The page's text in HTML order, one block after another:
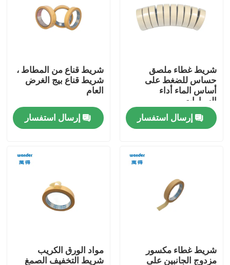
فيديوهات
برنامج VR
معلومات عنا
جولة في المصنع
اتصل بنا
القضايا
شريط غطاء ملصق
حساس للضغط على
أساس الماء أداء
السيارات
إرسال استفسار
شريط قناع من المطاط ،
شريط قناع بيج الغرض
العام
إرسال استفسار
شريط غطاء مكسور
مزدوج الجانبين على
مواد الورق الكريب
شريط التخفيف الصمغ